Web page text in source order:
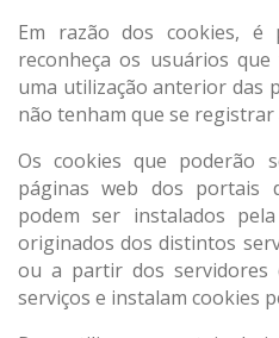
Em razão dos cookies, é
reconheça os usuários
uma utilização anterior das
não tenham que se registrar
Os cookies que poderão
páginas web dos portais
podem ser instalados
originados dos distintos
ou a partir dos servidores
serviços e instalam cookies